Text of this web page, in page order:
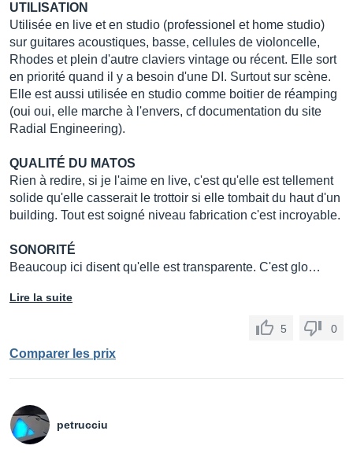
UTILISATION
Utilisée en live et en studio (professionel et home studio)
sur guitares acoustiques, basse, cellules de violoncelle,
Rhodes et plein d'autre claviers vintage ou récent. Elle sort
en priorité quand il y a besoin d'une DI. Surtout sur scène.
Elle est aussi utilisée en studio comme boitier de réamping
(oui oui, elle marche à l'envers, cf documentation du site
Radial Engineering).
QUALITÉ DU MATOS
Rien à redire, si je l'aime en live, c'est qu'elle est tellement
solide qu'elle casserait le trottoir si elle tombait du haut d'un
building. Tout est soigné niveau fabrication c'est incroyable.
SONORITÉ
Beaucoup ici disent qu'elle est transparente. C'est glo…
Lire la suite
5 0
Comparer les prix
petrucciu